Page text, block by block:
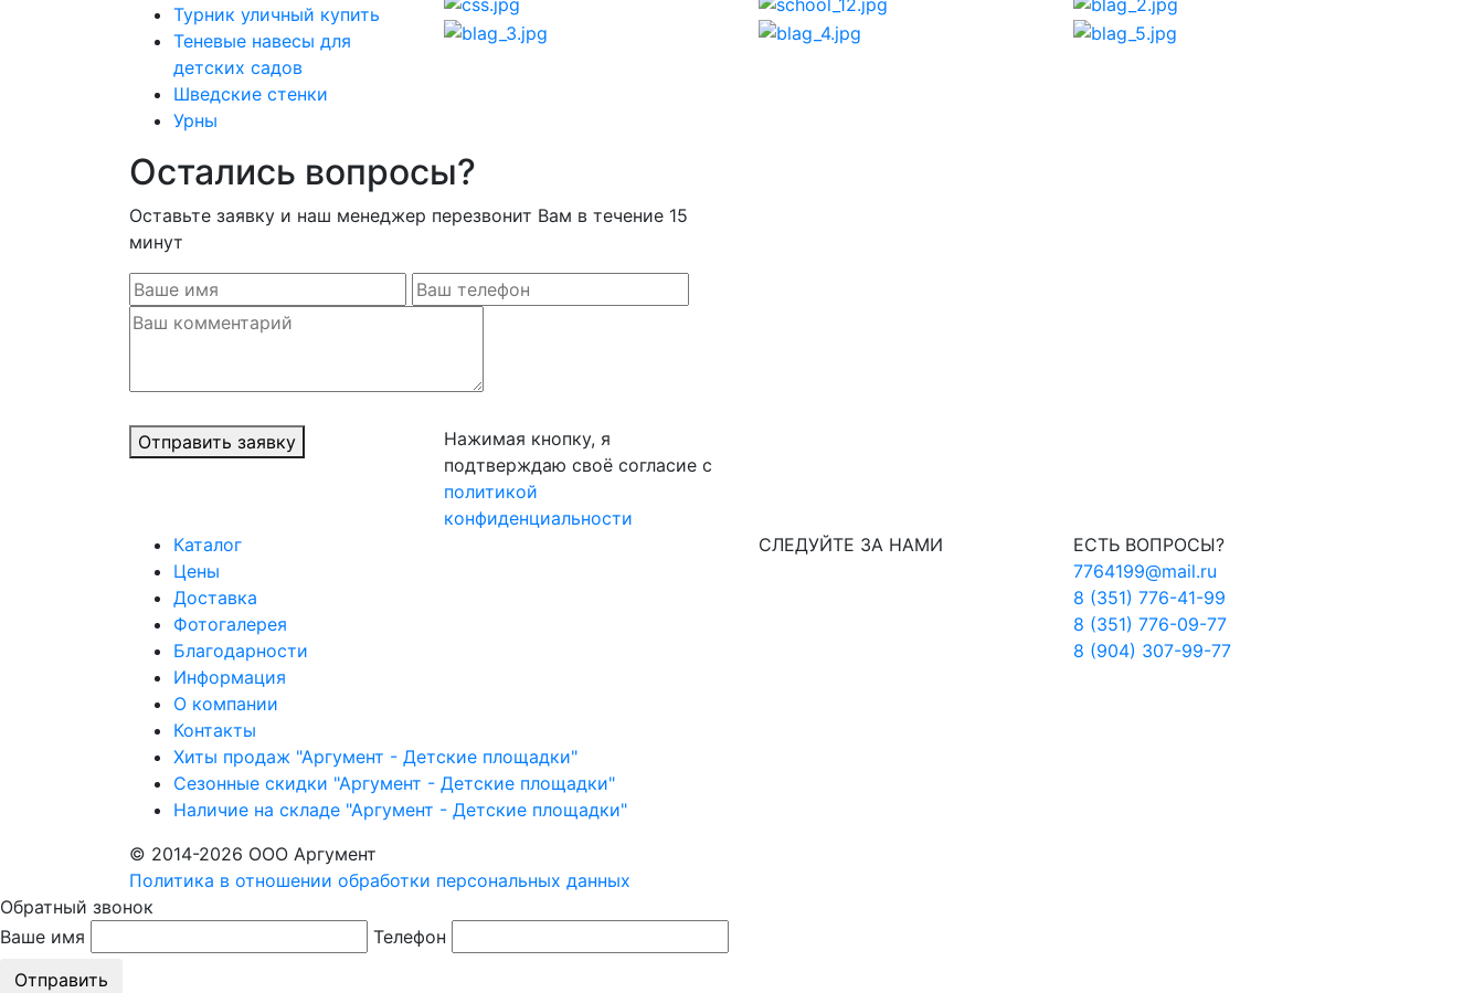
Турник уличный купить
Теневые навесы для
детских садов
Шведские стенки
Урны
Остались вопросы?
Оставьте заявку и наш менеджер перезвонит Вам в течение 15
минут
Отправить заявку
Нажимая кнопку, я
подтверждаю своё согласие с
политикой
конфиденциальности
Каталог
Цены
Доставка
Фотогалерея
Благодарности
Информация
О компании
Контакты
Хиты продаж "Аргумент - Детские площадки"
Сезонные скидки "Аргумент - Детские площадки"
Наличие на складе "Аргумент - Детские площадки"
СЛЕДУЙТЕ ЗА НАМИ
ЕСТЬ ВОПРОСЫ?
7764199@mail.ru
8 (351) 776-41-99
8 (351) 776-09-77
8 (904) 307-99-77
© 2014-2026 ООО Аргумент
Политика в отношении обработки персональных данных
Обратный звонок
Ваше имя
Телефон
Отправить